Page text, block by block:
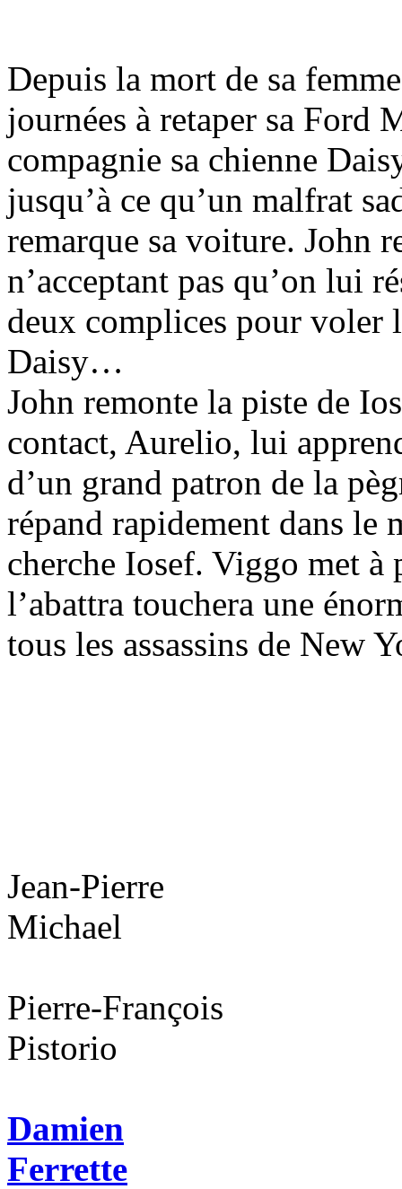
Depuis la mort de sa
journées à retaper sa Ford
compagnie sa chienne
jusqu’à ce qu’un malfrat
remarque sa voiture. John
n’acceptant pas qu’on lui
deux complices pour voler
Daisy…
John remonte la piste de
contact, Aurelio, lui
d’un grand patron de la
répand rapidement dans le
cherche Iosef. Viggo met
l’abattra touchera une
tous les assassins de New
Jean-Pierre
Michael
Pierre-François
Pistorio
Damien
Ferrette